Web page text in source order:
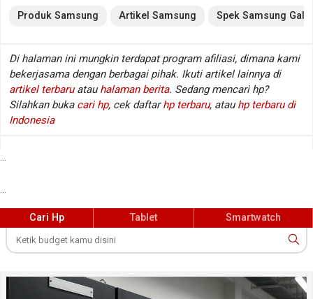
Fitur Praktis
UI 7. Pengguna dapat menikmati tampilan antarmuka
yang lebih modern tanpa perlu melakukan pembaruan
tambahan.
masuk ke “Kunci Layar”, dan menyalakan opsi Now
Bar.
Langkah mengaktifkan Now Bar dan tampilannya (Samsung)
Produk Samsung Artikel Samsung Spek Samsung
Di halaman ini mungkin terdapat program afiliasi, dimana kami
bekerjasama dengan berbagai pihak. Ikuti artikel lainnya di
artikel terbaru atau halaman berita. Sedang mencari hp?
Silahkan buka cari hp, cek daftar hp terbaru, atau hp terbaru di
Indonesia
Cari Hp Tablet Smartwatch